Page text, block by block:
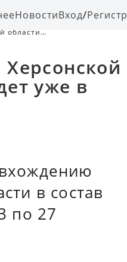
НовостиВход/
области
уже в
в состав
по 27